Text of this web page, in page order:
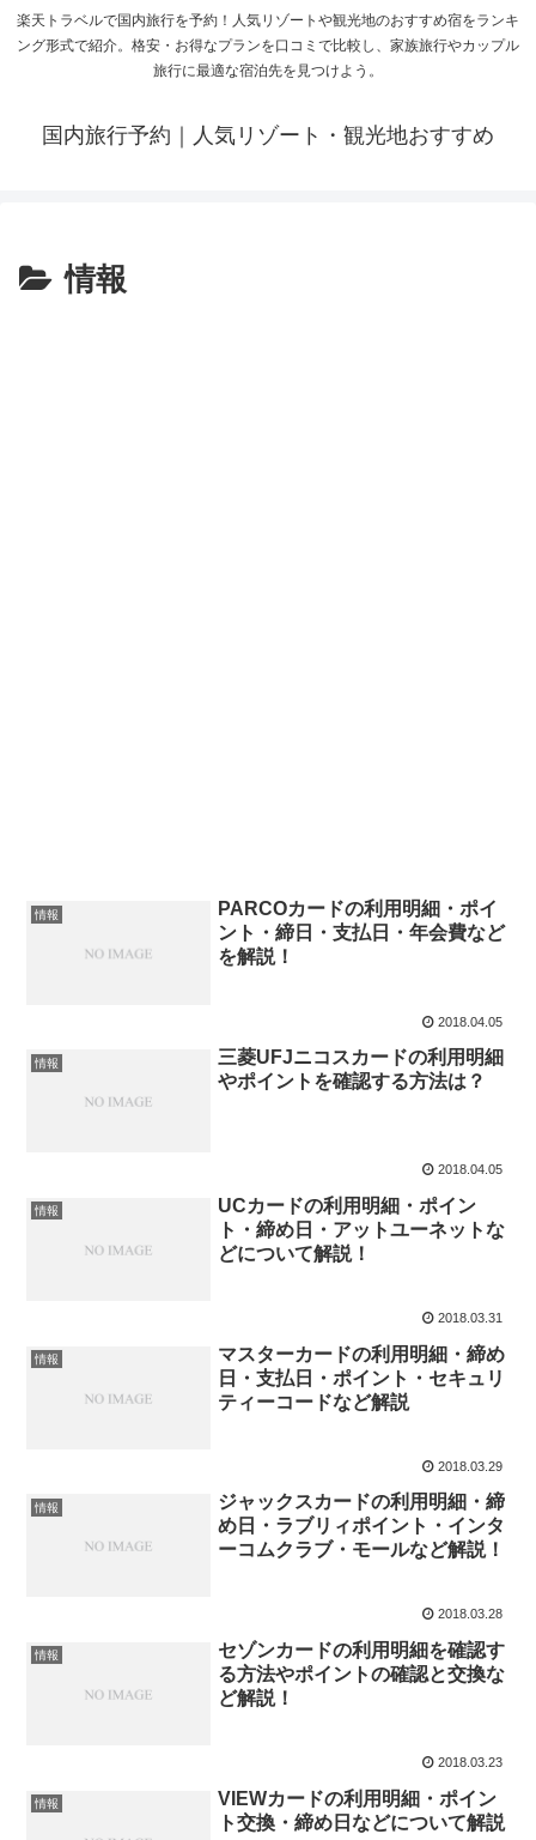
楽天トラベルで国内旅行を予約！人気リゾートや観光地のおすすめ宿をランキ
ング形式で紹介。格安・お得なプランを口コミで比較し、家族旅行やカップル
旅行に最適な宿泊先を見つけよう。
国内旅行予約｜人気リゾート・観光地おすすめ
情報
情報
PARCOカードの利用明細・ポイ
ント・締日・支払日・年会費など
を解説！
2018.04.05
情報
三菱UFJニコスカードの利用明細
やポイントを確認する方法は？
2018.04.05
情報
UCカードの利用明細・ポイン
ト・締め日・アットユーネットな
どについて解説！
2018.03.31
情報
マスターカードの利用明細・締め
日・支払日・ポイント・セキュリ
ティーコードなど解説
2018.03.29
情報
ジャックスカードの利用明細・締
め日・ラブリィポイント・インタ
ーコムクラブ・モールなど解説！
2018.03.28
情報
セゾンカードの利用明細を確認す
る方法やポイントの確認と交換な
ど解説！
2018.03.23
情報
VIEWカードの利用明細・ポイン
ト交換・締め日などについて解説